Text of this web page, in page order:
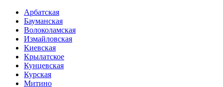
Арбатская
Бауманская
Волоколамская
Измайловская
Киевская
Крылатское
Кунцевская
Курская
Митино